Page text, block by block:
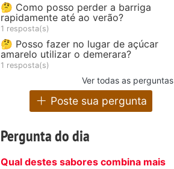
🤔 Como posso perder a barriga
rapidamente até ao verão?
1 resposta(s)
🤔 Posso fazer no lugar de açúcar
amarelo utilizar o demerara?
1 resposta(s)
Ver todas as perguntas
Poste sua pergunta
Pergunta do dia
Qual destes sabores combina mais